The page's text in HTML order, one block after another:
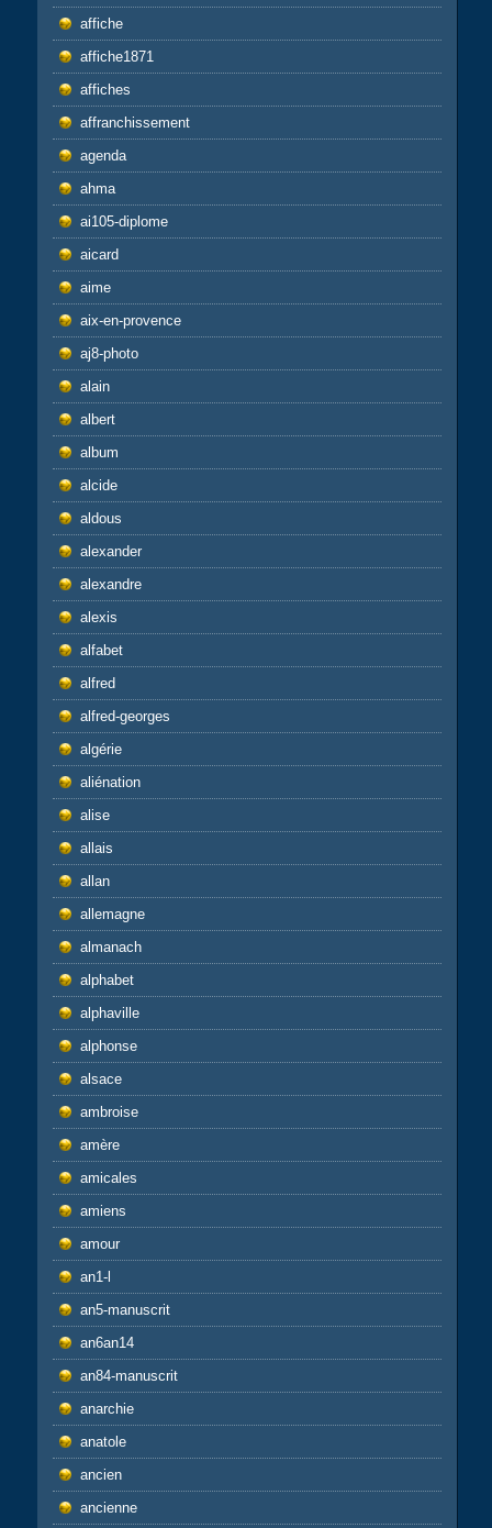
affiche
affiche1871
affiches
affranchissement
agenda
ahma
ai105-diplome
aicard
aime
aix-en-provence
aj8-photo
alain
albert
album
alcide
aldous
alexander
alexandre
alexis
alfabet
alfred
alfred-georges
algérie
aliénation
alise
allais
allan
allemagne
almanach
alphabet
alphaville
alphonse
alsace
ambroise
amère
amicales
amiens
amour
an1-l
an5-manuscrit
an6an14
an84-manuscrit
anarchie
anatole
ancien
ancienne